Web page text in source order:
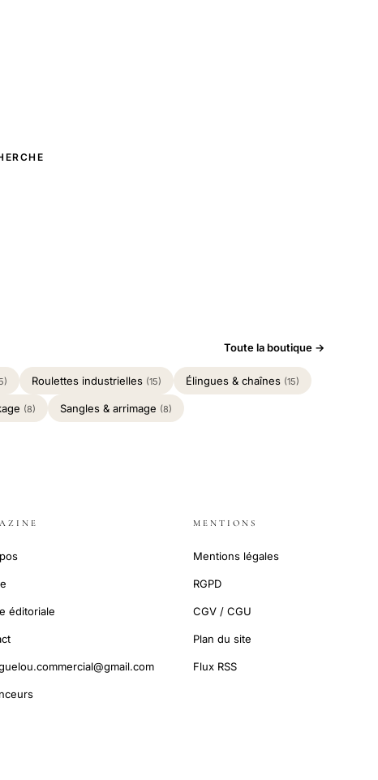
Toute la boutique →
Roulettes industrielles (15) Élingues & chaînes (15)
(8) Sangles & arrimage (8)
éditoriale
MENTIONS
Mentions légales
RGPD
CGV / CGU
Plan du site
Flux RSS